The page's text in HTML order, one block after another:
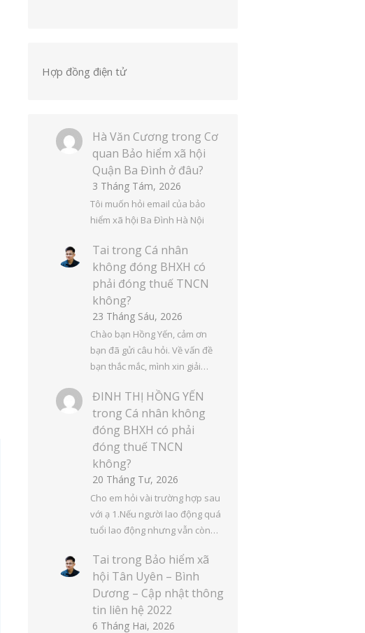
Hợp đồng điện tử
Hà Văn Cương trong Cơ
quan Bảo hiểm xã hội
Quận Ba Đình ở đâu?
3 Tháng Tám, 2026
Tôi muốn hỏi email của bảo
hiểm xã hội Ba Đình Hà Nội
Tai trong Cá nhân
không đóng BHXH có
phải đóng thuế TNCN
không?
23 Tháng Sáu, 2026
Chào bạn Hồng Yến, cảm ơn
bạn đã gửi câu hỏi. Về vấn đề
bạn thắc mắc, mình xin giải…
ĐINH THỊ HỒNG YẾN
trong Cá nhân không
đóng BHXH có phải
đóng thuế TNCN
không?
20 Tháng Tư, 2026
Cho em hỏi vài trường hợp sau
với ạ 1.Nếu người lao động quá
tuổi lao động nhưng vẫn còn…
Tai trong Bảo hiểm xã
hội Tân Uyên – Bình
Dương – Cập nhật thông
tin liên hệ 2022
6 Tháng Hai, 2026